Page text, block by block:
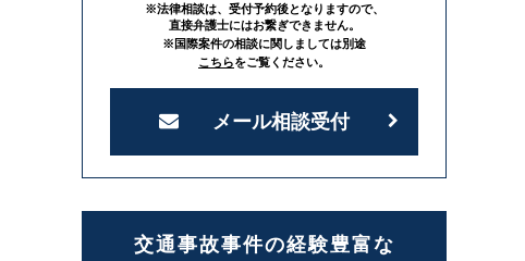
※法律相談は、受付予約後となりますので、
直接弁護士にはお繋ぎできません。
※国際案件の相談に関しましては別途
こちらをご覧ください。
メール相談受付
交通事故事件の経験豊富な